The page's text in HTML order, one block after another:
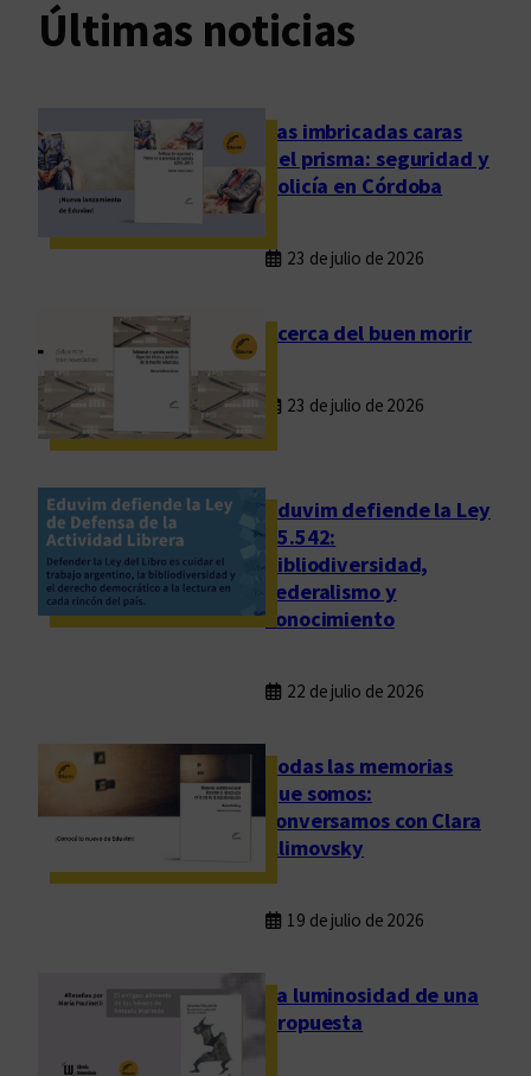
Últimas noticias
Las imbricadas caras
del prisma: seguridad y
policía en Córdoba
23 de julio de 2026
Acerca del buen morir
23 de julio de 2026
Eduvim defiende la Ley
25.542:
bibliodiversidad,
federalismo y
conocimiento
22 de julio de 2026
Todas las memorias
que somos:
conversamos con Clara
Klimovsky
19 de julio de 2026
La luminosidad de una
propuesta